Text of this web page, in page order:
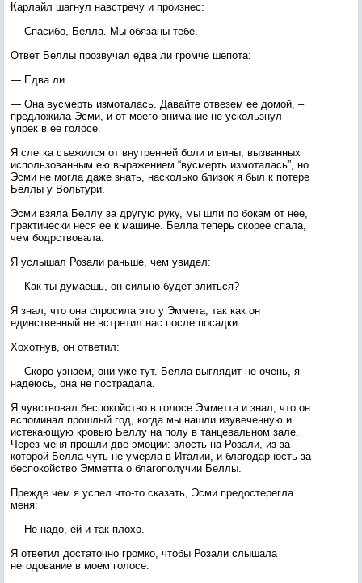
Карлайл шагнул навстречу и произнес:
— Спасибо, Белла. Мы обязаны тебе.
Ответ Беллы прозвучал едва ли громче шепота:
— Едва ли.
— Она вусмерть измоталась. Давайте отвезем ее домой, –
предложила Эсми, и от моего внимание не ускользнул
упрек в ее голосе.
Я слегка съежился от внутренней боли и вины, вызванных
использованным ею выражением “вусмерть измоталась”, но
Эсми не могла даже знать, насколько близок я был к потере
Беллы у Вольтури.
Эсми взяла Беллу за другую руку, мы шли по бокам от нее,
практически неся ее к машине. Белла теперь скорее спала,
чем бодрствовала.
Я услышал Розали раньше, чем увидел:
— Как ты думаешь, он сильно будет злиться?
Я знал, что она спросила это у Эммета, так как он
единственный не встретил нас после посадки.
Хохотнув, он ответил:
— Скоро узнаем, они уже тут. Белла выглядит не очень, я
надеюсь, она не пострадала.
Я чувствовал беспокойство в голосе Эмметта и знал, что он
вспоминал прошлый год, когда мы нашли изувеченную и
истекающую кровью Беллу на полу в танцевальном зале.
Через меня прошли две эмоции: злость на Розали, из-за
которой Белла чуть не умерла в Италии, и благодарность за
беспокойство Эмметта о благополучии Беллы.
Прежде чем я успел что-то сказать, Эсми предостерегла
меня:
— Не надо, ей и так плохо.
Я ответил достаточно громко, чтобы Розали слышала
негодование в моем голосе: